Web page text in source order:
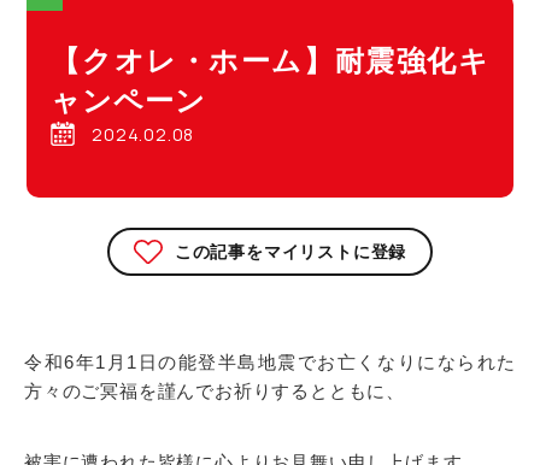
【クオレ・ホーム】耐震強化キ
ャンペーン
2024.02.08
この記事をマイリストに登録
令和6年1月1日の能登半島地震でお亡くなりになられた
方々のご冥福を謹んでお祈りするとともに、